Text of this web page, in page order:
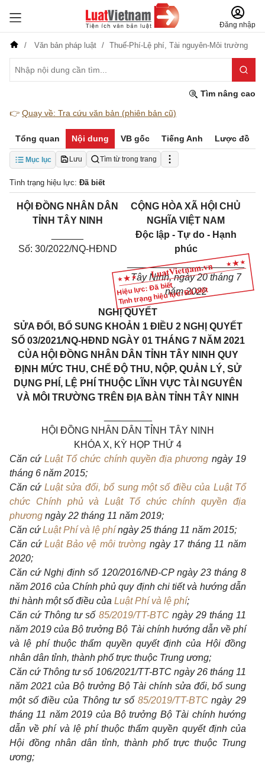
Đăng nhập
Văn bản pháp luật Thuế-Phí-Lệ phí, Tài nguyên-Môi trường
Tìm nâng cao
👉 Quay về: Tra cứu văn bản (phiên bản cũ)
Tổng quan Nội dung VB gốc Tiếng Anh Lược đồ
Mục lục Lưu Tìm từ trong trang
Tình trạng hiệu lực: Đã biết
Hiệu lực: Đã biết
Tình trạng hiệu lực: Đã biết
HỘI ĐỒNG NHÂN DÂN
TỈNH TÂY NINH
Số: 30/2022/NQ-HĐND
CỘNG HÒA XÃ HỘI CHỦ
NGHĨA VIỆT NAM
Độc lập - Tự do - Hạnh
phúc
______________________
Tây Ninh, ngày 20 tháng 7
năm 2022
NGHỊ QUYẾT
SỬA ĐỔI, BỔ SUNG KHOẢN 1 ĐIỀU 2 NGHỊ QUYẾT
SỐ 03/2021/NQ-HĐND NGÀY 01 THÁNG 7 NĂM 2021
CỦA HỘI ĐỒNG NHÂN DÂN TỈNH TÂY NINH QUY
ĐỊNH MỨC THU, CHẾ ĐỘ THU, NỘP, QUẢN LÝ, SỬ
DỤNG PHÍ, LỆ PHÍ THUỘC LĨNH VỰC TÀI NGUYÊN
VÀ MÔI TRƯỜNG TRÊN ĐỊA BÀN TỈNH TÂY NINH
HỘI ĐỒNG NHÂN DÂN TỈNH TÂY NINH
KHÓA X, KỲ HỌP THỨ 4
Căn cứ Luật Tổ chức chính quyền địa phương ngày 19
tháng 6 năm 2015;
Căn cứ Luật sửa đổi, bổ sung một số điều của Luật Tổ
chức Chính phủ và Luật Tổ chức chính quyền địa
phương ngày 22 tháng 11 năm 2019;
Căn cứLuật Phí và lệ phíngày 25 tháng 11 năm 2015;
Căn cứLuật Bảo vệ môi trường ngày 17 tháng 11 năm
2020;
Căn cứ Nghị định số 120/2016/NĐ-CP ngày 23 tháng 8
năm 2016 của Chính phủ quy định chi tiết và hướng dẫn
thi hành một số điều của Luật Phí và lệ phí;
Căn cứ Thông tư số 85/2019/TT-BTCngày 29 tháng 11
năm 2019 của Bộ trưởng Bộ Tài chính hướng dẫn về phí
và lệ phí thuộc thẩm quyền quyết định của Hội đồng
nhân dân tỉnh, thành phố trực thuộc Trung ương;
Căn cứ Thông tư số 106/2021/TT-BTC ngày 26 tháng 11
năm 2021 của Bộ trưởng Bộ Tài chính sửa đổi, bổ sung
một số điều của Thông tư số 85/2019/TT-BTCngày 29
tháng 11 năm 2019 của Bộ trưởng Bộ Tài chính hướng
dẫn về phí và lệ phí thuộc thẩm quyền quyết định của
Hội đồng nhân dân tỉnh, thành phố trực thuộc Trung
ương;